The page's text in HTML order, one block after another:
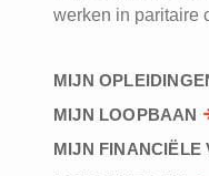
werken in paritaire
MIJN
MIJN LOOPBAAN
MIJN FINANCIËLE